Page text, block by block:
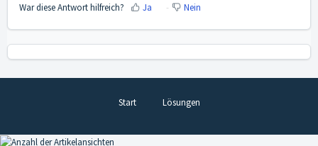
War diese Antwort hilfreich? Ja Nein
Start Lösungen